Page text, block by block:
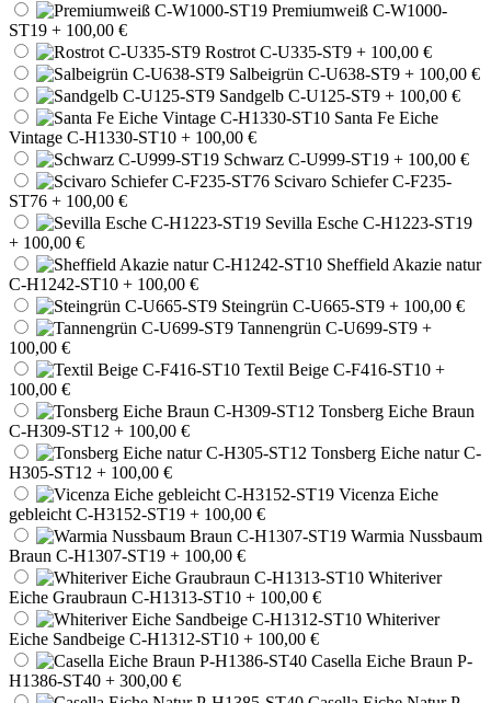
Premiumweiß C-W1000-
ST19 + 100,00 €
Rostrot C-U335-ST9 + 100,00 €
Salbeigrün C-U638-ST9 + 100,00 €
Sandgelb C-U125-ST9 + 100,00 €
Santa Fe Eiche
Vintage C-H1330-ST10 + 100,00 €
Schwarz C-U999-ST19 + 100,00 €
Scivaro Schiefer C-F235-
ST76 + 100,00 €
Sevilla Esche C-H1223-ST19
+ 100,00 €
Sheffield Akazie natur
C-H1242-ST10 + 100,00 €
Steingrün C-U665-ST9 + 100,00 €
Tannengrün C-U699-ST9 +
100,00 €
Textil Beige C-F416-ST10 +
100,00 €
Tonsberg Eiche Braun
C-H309-ST12 + 100,00 €
Tonsberg Eiche natur C-
H305-ST12 + 100,00 €
Vicenza Eiche
gebleicht C-H3152-ST19 + 100,00 €
Warmia Nussbaum
Braun C-H1307-ST19 + 100,00 €
Whiteriver
Eiche Graubraun C-H1313-ST10 + 100,00 €
Whiteriver
Eiche Sandbeige C-H1312-ST10 + 100,00 €
Casella Eiche Braun P-
H1386-ST40 + 300,00 €